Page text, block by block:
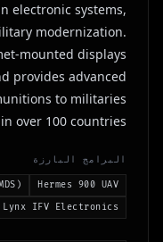
electronic systems,
modernization.
mounted displays
provides advanced
to militaries
in over 100 countries.
البرامج البارزة
Hermes 900 UAV
Lynx IFV Electronics